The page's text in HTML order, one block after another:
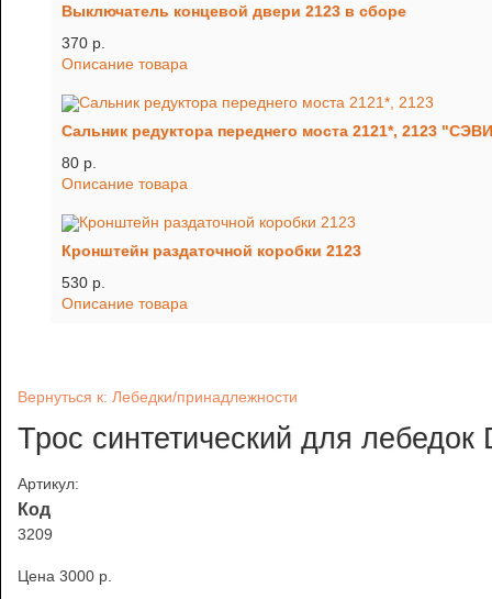
Выключатель концевой двери 2123 в сборе
370 p.
Описание товара
Сальник редуктора переднего моста 2121*, 2123
80 p.
Описание товара
Кронштейн раздаточной коробки 2123
530 p.
Описание товара
Вернуться к: Лебедки/принадлежности
Трос синтетический для
Артикул:
Код
3209
Цена 3000 p.